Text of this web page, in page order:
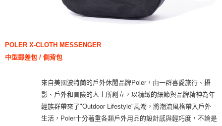
POLER X-CLOTH MESSENGER
中型郵差包 / 側背包
來自美國波特蘭的戶外休閒品牌Poler，由一群喜愛旅行、攝
影、戶外和冒險的人士所創立，以精緻的細節與品牌精神為年
輕族群帶來了"Outdoor Lifestyle"風潮，將潮流風格帶入戶外
生活，Poler十分著重各類戶外用品的設計感與輕巧度，不論是